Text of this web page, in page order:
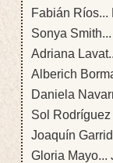
Fabián Ríos...
Sonya
Adriana
Alberich
Daniela
Sol Rodríguez
Joaquín
Gloria Mayo...